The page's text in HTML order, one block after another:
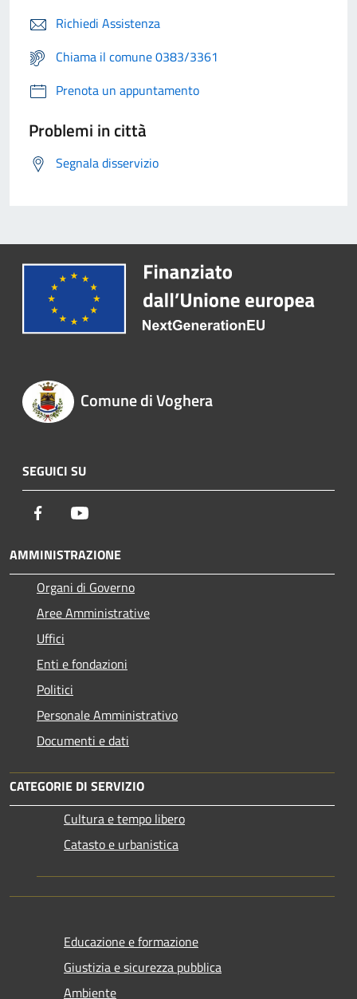
Richiedi Assistenza
Chiama il comune 0383/3361
Prenota un appuntamento
Problemi in città
Segnala disservizio
Comune di Voghera
SEGUICI SU
Facebook
AMMINISTRAZIONE
Organi di Governo
Aree Amministrative
Uffici
Enti e fondazioni
Politici
Personale Amministrativo
Documenti e dati
CATEGORIE DI SERVIZIO
Cultura e tempo libero
Catasto e urbanistica
Educazione e formazione
Giustizia e sicurezza pubblica
Ambiente